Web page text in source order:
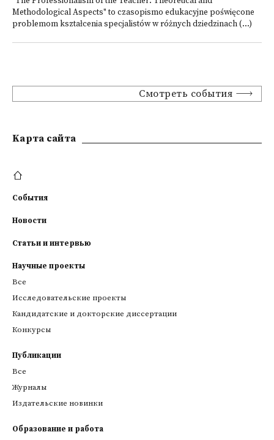
Methodological Aspects" to czasopismo edukacyjne poświęcone
problemom kształcenia specjalistów w różnych dziedzinach (...)
Смотреть события
Kарта сайта
События
Новости
Статьи и интервью
Научные проекты
Все
Исследовательские проекты
Кандидатские и докторские диссертации
Конкурсы
Публикации
Все
Журналы
Издательские новинки
Образование и работа